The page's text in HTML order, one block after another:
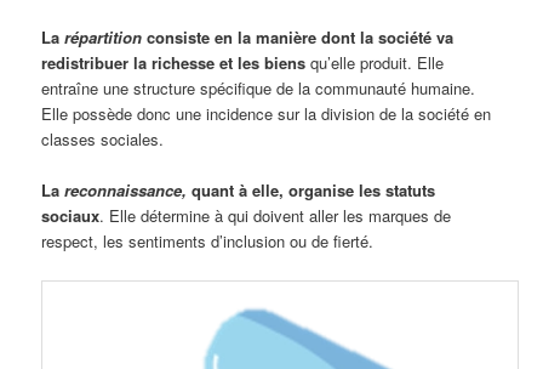
La répartition consiste en la manière dont la société va
redistribuer la richesse et les biensqu’elle produit. Elle
entraîne une structure spécifique de la communauté humaine.
Elle possède donc une incidence sur la division de la société en
classes sociales.
Lareconnaissance, quant à elle, organise les statuts
sociaux. Elle détermine à qui doivent aller les marques de
respect, les sentiments d’inclusion ou de fierté.